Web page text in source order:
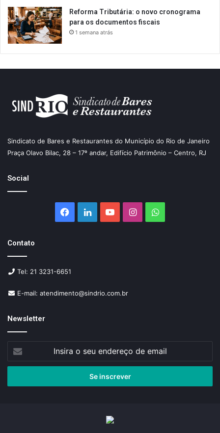
Reforma Tributária: o novo cronograma
para os documentos fiscais
1 semana atrás
Sindicato de Bares e Restaurantes do Município do Rio de Janeiro
Praça Olavo Bilac, 28 – 17º andar, Edifício Patrimônio – Centro, RJ
Social
Facebook
LinkedinYouTubeInstagramWhatsApp
Contato
Tel: 21 3231-6651
E-mail: atendimento@sindrio.com.br
Newsletter
seu
de